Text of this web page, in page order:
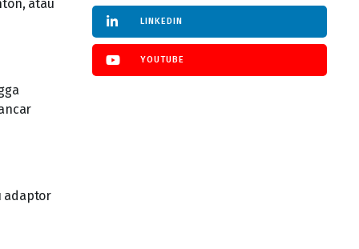
atau
adaptor
LINKEDIN
YOUTUBE